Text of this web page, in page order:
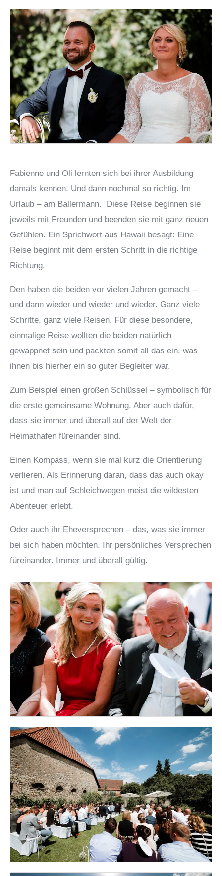
Fabienne und Oli lernten sich bei ihrer Ausbildung
damals kennen. Und dann nochmal so richtig. Im
Urlaub – am Ballermann. Diese Reise beginnen sie
jeweils mit Freunden und beenden sie mit ganz neuen
Gefühlen. Ein Sprichwort aus Hawaii besagt: Eine
Reise beginnt mit dem ersten Schritt in die richtige
Richtung.
Den haben die beiden vor vielen Jahren gemacht –
und dann wieder und wieder und wieder. Ganz viele
Schritte, ganz viele Reisen. Für diese besondere,
einmalige Reise wollten die beiden natürlich
gewappnet sein und packten somit all das ein, was
ihnen bis hierher ein so guter Begleiter war.
Zum Beispiel einen großen Schlüssel – symbolisch für
die erste gemeinsame Wohnung. Aber auch dafür,
dass sie immer und überall auf der Welt der
Heimathafen füreinander sind.
Einen Kompass, wenn sie mal kurz die Orientierung
verlieren. Als Erinnerung daran, dass das auch okay
ist und man auf Schleichwegen meist die wildesten
Abenteuer erlebt.
Oder auch ihr Eheversprechen – das, was sie immer
bei sich haben möchten. Ihr persönliches Versprechen
füreinander. Immer und überall gültig.